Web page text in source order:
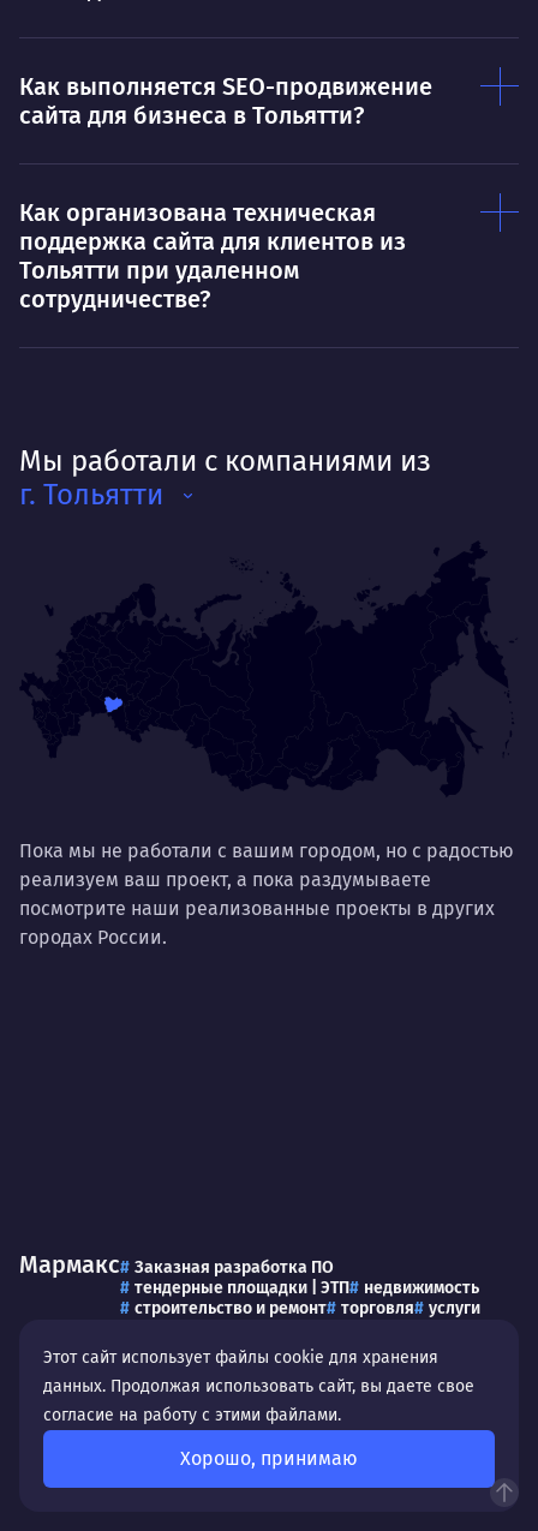
Как выполняется SEO-продвижение
сайта для бизнеса в Тольятти?
Как организована техническая
поддержка сайта для клиентов из
Тольятти при удаленном
сотрудничестве?
Мы работали с компаниями из
г. Тольятти
Пока мы не работали с вашим городом, но с радостью
реализуем ваш проект, а пока раздумываете
посмотрите наши реализованные проекты в других
городах России.
Мармакс
Заказная разработка ПО
тендерные площадки | ЭТП
недвижимость
строительство и ремонт
торговля
услуги
Этот сайт использует файлы cookie для хранения
данных. Продолжая использовать сайт, вы даете свое
согласие на работу с этими файлами.
Хорошо, принимаю